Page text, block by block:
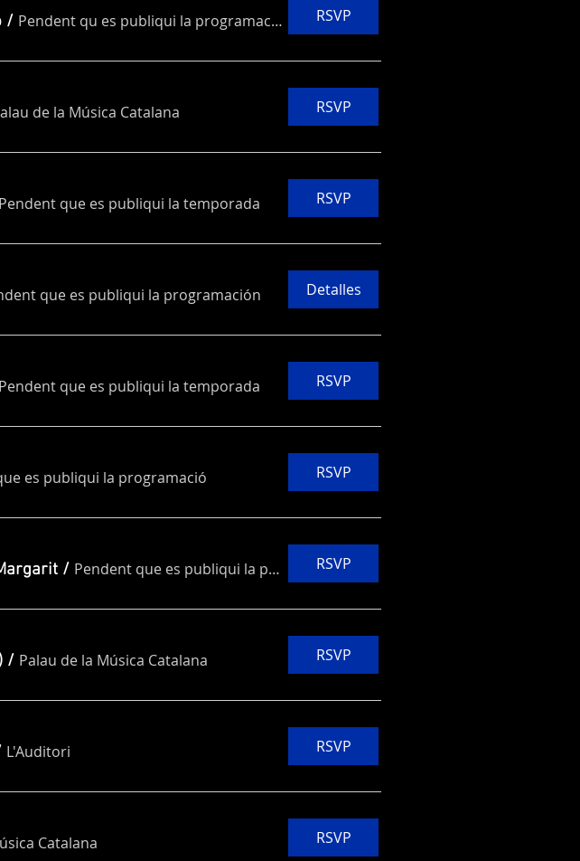
/ Pendent qu es publiqui la programació RSVP
de la Música Catalana RSVP
Pendent que es publiqui la temporada RSVP
que es publiqui la programación Detalles
Pendent que es publiqui la temporada RSVP
es publiqui la programació RSVP
/ Pendent que es publiqui la programació RSVP
/ Palau de la Música Catalana RSVP
L'Auditori RSVP
Catalana RSVP